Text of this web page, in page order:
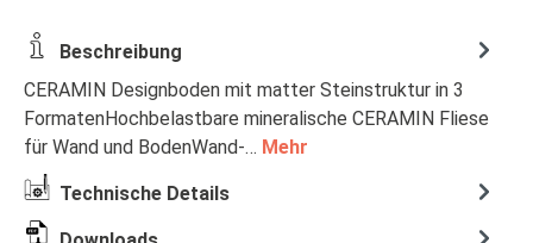
Beschreibung
CERAMIN Designboden mit matter Steinstruktur in 3
FormatenHochbelastbare mineralische CERAMIN Fliese
für Wand und BodenWand-… Mehr
Technische Details